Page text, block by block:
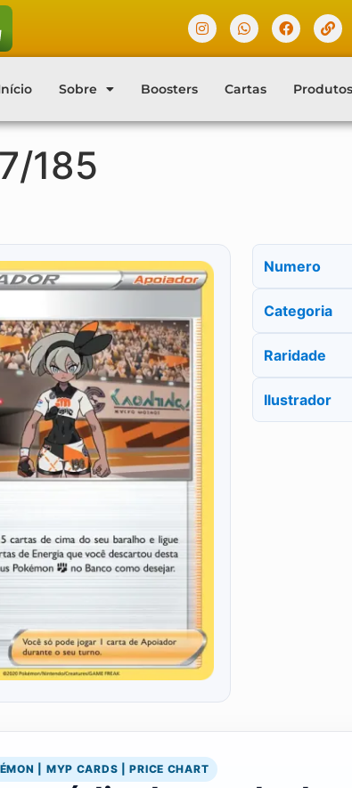
Sobre Boosters Cartas Produtos
185
Numero
Categoria
Raridade
Ilustrador
| MYP CARDS | PRICE CHART